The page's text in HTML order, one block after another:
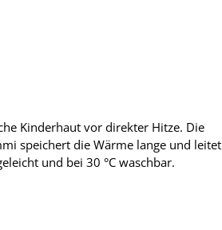
Kinderhaut vor direkter Hitze. Die
speichert die Wärme lange und leitet
und bei 30 °C waschbar.